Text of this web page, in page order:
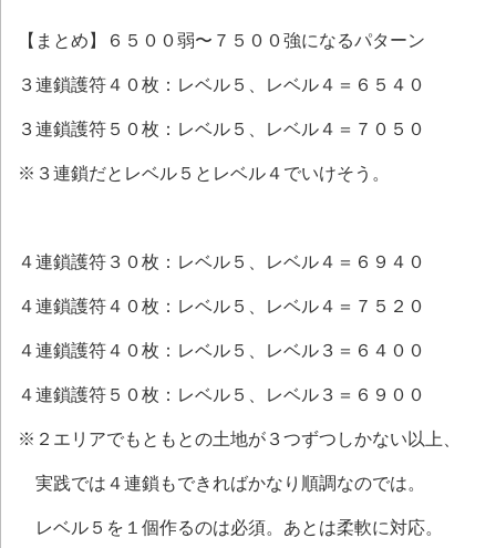
【まとめ】６５００弱〜７５００強になるパターン
３連鎖護符４０枚：レベル５、レベル４＝６５４０
３連鎖護符５０枚：レベル５、レベル４＝７０５０
※３連鎖だとレベル５とレベル４でいけそう。
４連鎖護符３０枚：レベル５、レベル４＝６９４０
４連鎖護符４０枚：レベル５、レベル４＝７５２０
４連鎖護符４０枚：レベル５、レベル３＝６４００
４連鎖護符５０枚：レベル５、レベル３＝６９００
※２エリアでもともとの土地が３つずつしかない以上、
実践では４連鎖もできればかなり順調なのでは。
レベル５を１個作るのは必須。あとは柔軟に対応。